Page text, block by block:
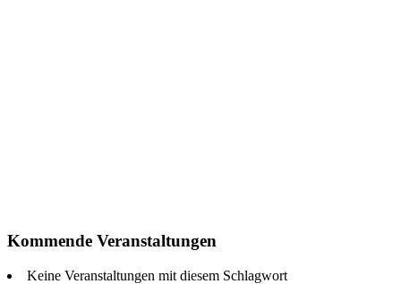
Kommende Veranstaltungen
Keine Veranstaltungen mit diesem Schlagwort